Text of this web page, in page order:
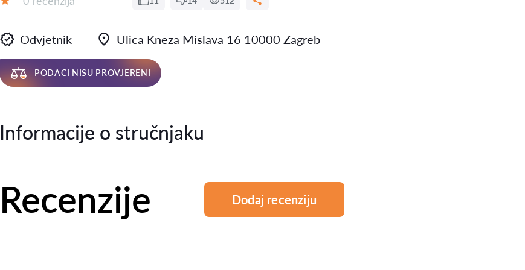
Odvjetnik Ulica Kneza Mislava 16 10000 Zagreb
PODACI NISU PROVJERENI
Informacije o stručnjaku
Recenzije Dodaj recenziju